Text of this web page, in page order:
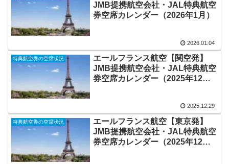
JMB提携航空会社・JAL特典航空
券空席カレンダー（2026年1月）
2026.01.04
特典航空券の空席状況
エールフランス航空【関空発】
JMB提携航空会社・JAL特典航空
券空席カレンダー（2025年12
2025.12.29
特典航空券の空席状況
エールフランス航空【東京発】
JMB提携航空会社・JAL特典航空
券空席カレンダー（2025年12